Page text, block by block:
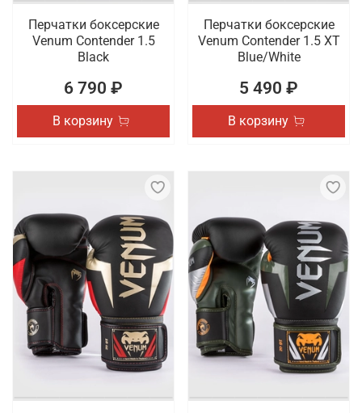
Перчатки боксерские
Venum Contender 1.5
Black
6 790 ₽
В корзину
Перчатки боксерские
Venum Contender 1.5 XT
Blue/White
5 490 ₽
В корзину